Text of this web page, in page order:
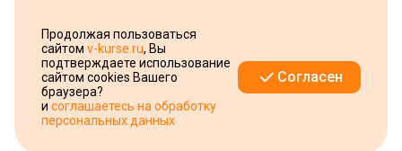
Продолжая пользоваться
сайтом v-kurse.ru, Вы
подтверждаете использование
сайтом cookies Вашего
браузера?
и соглашаетесь на обработку
персональных данных
Согласен